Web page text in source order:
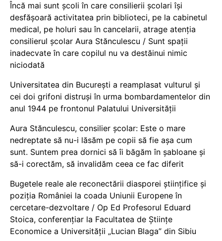
Încă mai sunt școli în care consilierii școlari își
desfășoară activitatea prin biblioteci, pe la cabinetul
medical, pe holuri sau în cancelarii, atrage atenția
consilierul școlar Aura Stănculescu / Sunt spații
inadecvate în care copilul nu va destăinui nimic
niciodată
Universitatea din București a reamplasat vulturul și
cei doi grifoni distruși în urma bombardamentelor din
anul 1944 pe frontonul Palatului Universității
Aura Stănculescu, consilier școlar: Este o mare
nedreptate să nu-i lăsăm pe copii să fie așa cum
sunt. Suntem prea dornici să îi băgăm în șabloane și
să-i corectăm, să invalidăm ceea ce fac diferit
Bugetele reale ale reconectării diasporei științifice și
poziția României la coada Uniunii Europene în
cercetare-dezvoltare / Op Ed Profesorul Eduard
Stoica, conferențiar la Facultatea de Științe
Economice a Universității „Lucian Blaga” din Sibiu